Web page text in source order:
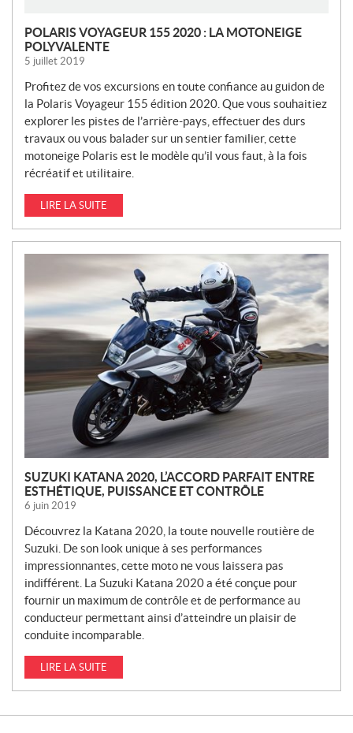
POLARIS VOYAGEUR 155 2020 : LA MOTONEIGE
POLYVALENTE
5 juillet 2019
Profitez de vos excursions en toute confiance au guidon de
la Polaris Voyageur 155 édition 2020. Que vous souhaitiez
explorer les pistes de l’arrière-pays, effectuer des durs
travaux ou vous balader sur un sentier familier, cette
motoneige Polaris est le modèle qu’il vous faut, à la fois
récréatif et utilitaire.
LIRE LA SUITE
SUZUKI KATANA 2020, L’ACCORD PARFAIT ENTRE
ESTHÉTIQUE, PUISSANCE ET CONTRÔLE
6 juin 2019
Découvrez la Katana 2020, la toute nouvelle routière de
Suzuki. De son look unique à ses performances
impressionnantes, cette moto ne vous laissera pas
indifférent. La Suzuki Katana 2020 a été conçue pour
fournir un maximum de contrôle et de performance au
conducteur permettant ainsi d’atteindre un plaisir de
conduite incomparable.
LIRE LA SUITE